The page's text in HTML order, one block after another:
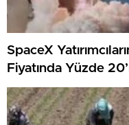
SpaceX
Fiyatında Yüzde